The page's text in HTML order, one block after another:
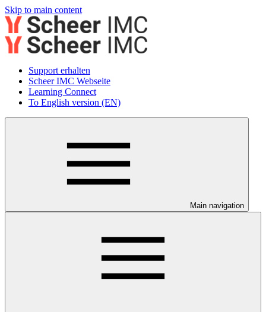
Skip to main content
Support erhalten
Scheer IMC Webseite
Learning Connect
To English version (EN)
Main navigation